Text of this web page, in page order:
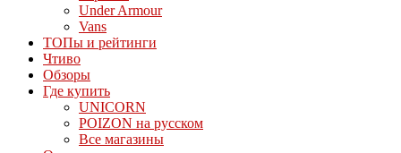
Under Armour
Vans
ТОПы и рейтинги
Чтиво
Обзоры
Где купить
UNICORN
POIZON на русском
Все магазины